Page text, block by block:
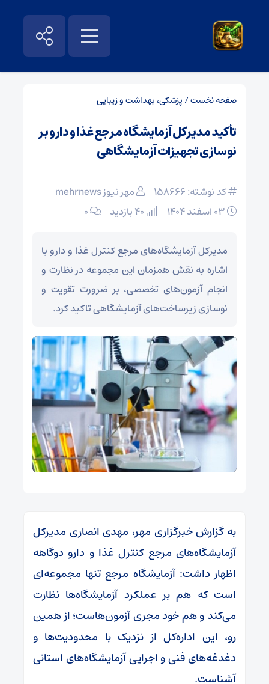
صفحه نخست/ پزشکی، بهداشت و زیبایی
تأکید مدیرکل آزمایشگاه‌ مرجع غذا و دارو بر
نوسازی تجهیزات آزمایشگاهی
کد نوشته: 158666
مهر نیوز mehrnews
۰
مدیرکل آزمایشگاه‌های مرجع کنترل غذا و دارو با
اشاره به نقش همزمان این مجموعه در نظارت و
انجام آزمون‌های تخصصی، بر ضرورت تقویت و
نوسازی زیرساخت‌های آزمایشگاهی تاکید کرد.
به گزارش خبرگزاری مهر، مهدی انصاری مدیرکل
آزمایشگاه‌های مرجع کنترل غذا و دارو دوگاهه
اظهار داشت: آزمایشگاه مرجع تنها مجموعه‌ای
است که هم بر عملکرد آزمایشگاه‌ها نظارت
می‌کند و هم خود مجری آزمون‌هاست؛ از همین
رو، این اداره‌کل از نزدیک با محدودیت‌ها و
دغدغه‌های فنی و اجرایی آزمایشگاه‌های استانی
آشناست.